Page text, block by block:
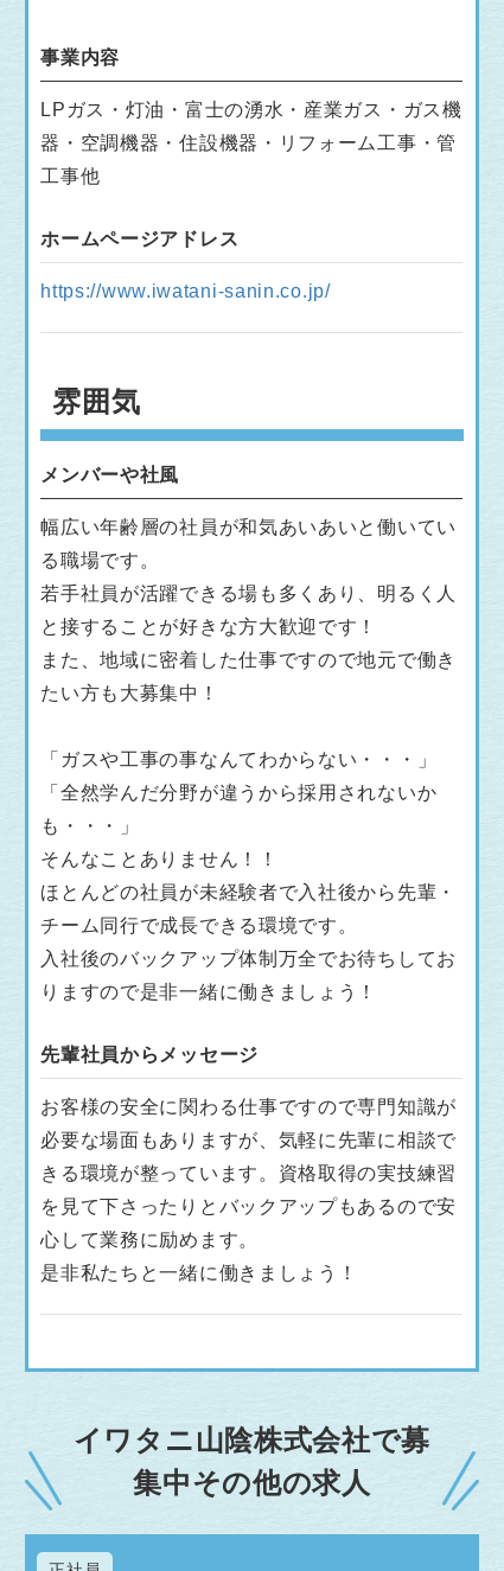
事業内容
LPガス・灯油・富士の湧水・産業ガス・ガス機
器・空調機器・住設機器・リフォーム工事・管
工事他
ホームページアドレス
https://www.iwatani-sanin.co.jp/
雰囲気
メンバーや社風
幅広い年齢層の社員が和気あいあいと働いてい
る職場です。
若手社員が活躍できる場も多くあり、明るく人
と接することが好きな方大歓迎です！
また、地域に密着した仕事ですので地元で働き
たい方も大募集中！
「ガスや工事の事なんてわからない・・・」
「全然学んだ分野が違うから採用されないか
も・・・」
そんなことありません！！
ほとんどの社員が未経験者で入社後から先輩・
チーム同行で成長できる環境です。
入社後のバックアップ体制万全でお待ちしてお
りますので是非一緒に働きましょう！
先輩社員からメッセージ
お客様の安全に関わる仕事ですので専門知識が
必要な場面もありますが、気軽に先輩に相談で
きる環境が整っています。資格取得の実技練習
を見て下さったりとバックアップもあるので安
心して業務に励めます。
是非私たちと一緒に働きましょう！
イワタニ山陰株式会社で募
集中その他の求人